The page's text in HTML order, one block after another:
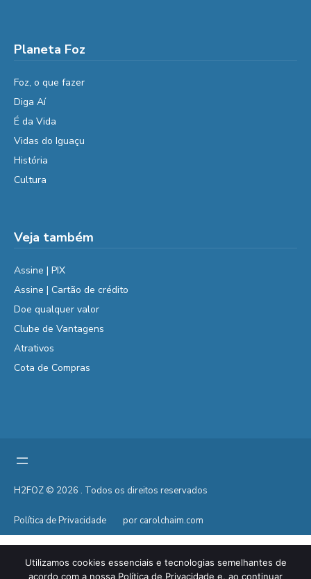
Planeta Foz
Foz, o que fazer
Diga Aí
É da Vida
Vidas do Iguaçu
História
Cultura
Veja também
Assine | PIX
Assine | Cartão de crédito
Doe qualquer valor
Clube de Vantagens
Atrativos
Cota de Compras
H2FOZ © 2026 . Todos os direitos reservados
Política de Privacidade por carolchaim.com
Utilizamos cookies essenciais e tecnologias semelhantes de
acordo com a nossa Política de Privacidade e, ao continuar